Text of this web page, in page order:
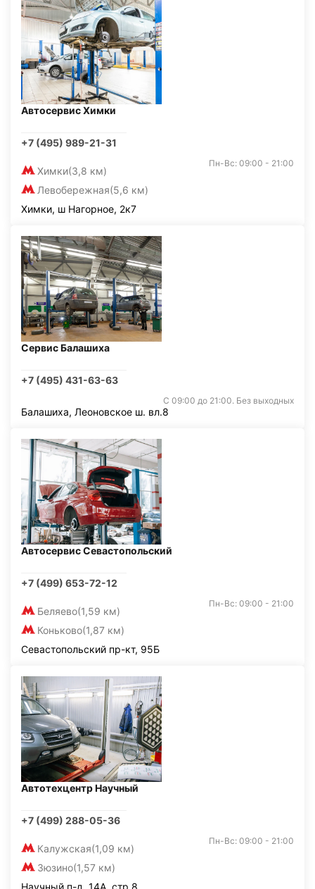
Автосервис Химки
+7 (495) 989-21-31
Химки(3,8 км)
Левобережная(5,6 км)
Пн-Вс: 09:00 - 21:00
Химки, ш Нагорное, 2к7
Сервис Балашиха
+7 (495) 431-63-63
С 09:00 до 21:00. Без выходных
Балашиха, Леоновское ш. вл.8
Автосервис Севастопольский
+7 (499) 653-72-12
Беляево(1,59 км)
Коньково(1,87 км)
Пн-Вс: 09:00 - 21:00
Севастопольский пр-кт, 95Б
Автотехцентр Научный
+7 (499) 288-05-36
Калужская(1,09 км)
Зюзино(1,57 км)
Пн-Вс: 09:00 - 21:00
Научный п-д, 14А, стр.8